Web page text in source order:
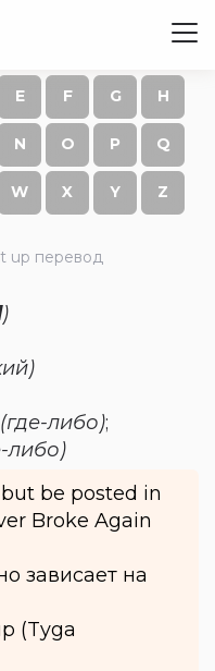
E F G H
N O P Q
W X Y Z
up перевод
)
(где-либо);
либо)
be posted in
Broke Again
зависает на
(Tyga